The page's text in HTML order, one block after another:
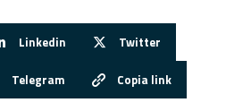
Linkedin Twitter
Telegram Copia link